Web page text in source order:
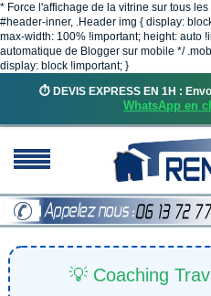
* Force l'affichage de la vitrine sur tous
#header-inner, .Header img { display:
max-width: 100% !important; height: auto
automatique de Blogger sur mobile */
display: block !important; }
⏱️ DEVIS EXPRESS EN 1H :
WhatsApp en
💡 Coaching